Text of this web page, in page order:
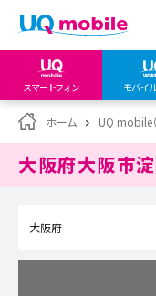
スマートフォン モバイ
my UQ
UQ WiMAX ご
My UQ
データチャー
UQ mobile
オンラインシ
UQ WiMAX
UQ mobile
販売店舗
UQ WiMAX
ホーム UQ mobile
大阪府大阪市